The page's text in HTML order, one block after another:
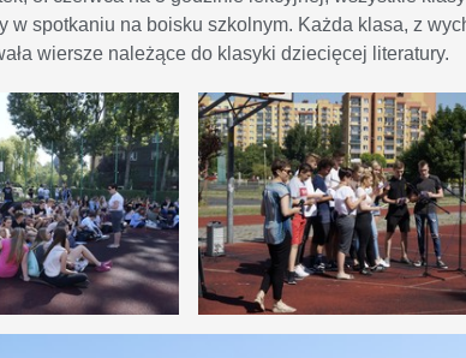
w spotkaniu na boisku szkolnym. Każda klasa, z
wiersze należące do klasyki dziecięcej literatury.